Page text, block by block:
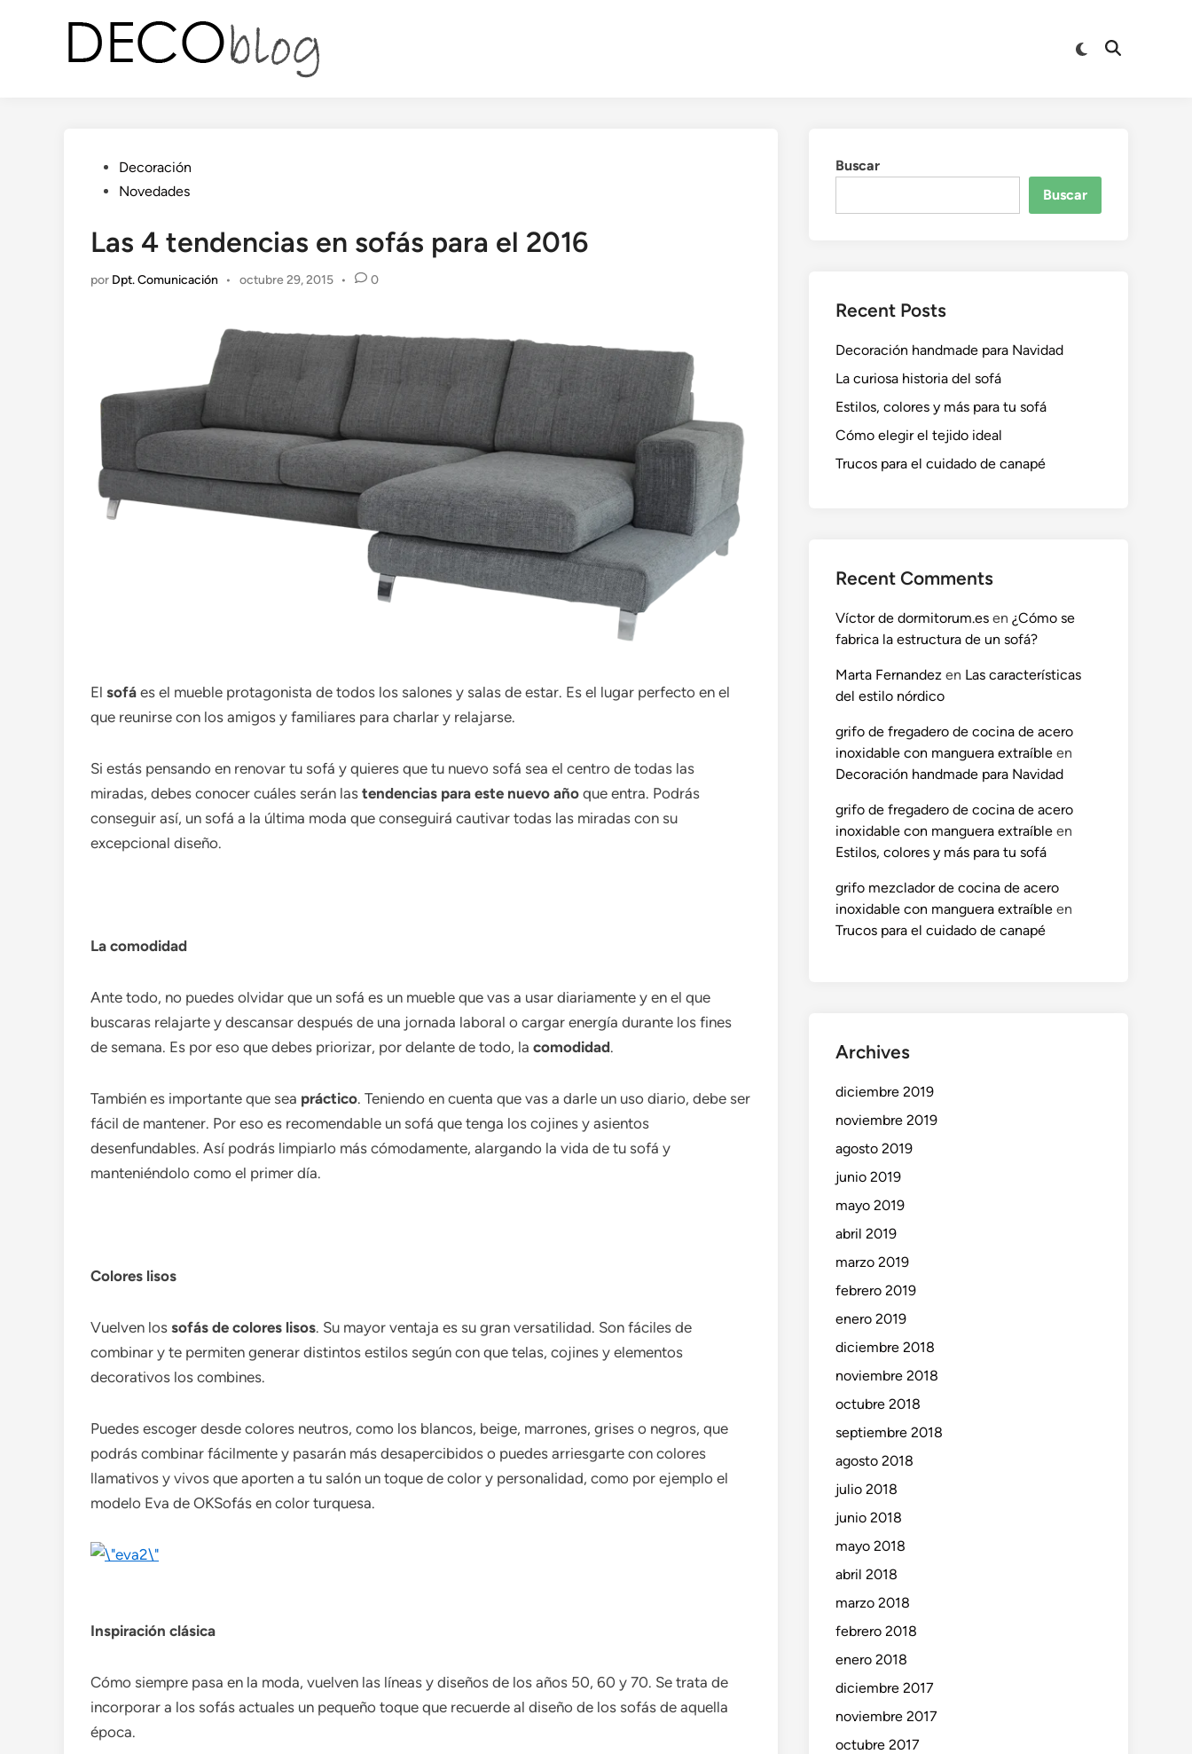
Publicado
en
Decoración
Novedades
Las 4 tendencias en sofás para el 2016
por Dpt. Comunicación • octubre 29, 2015 • 0
El sofá es el mueble protagonista de todos los salones y salas de estar. Es el lugar perfecto en el
que reunirse con los amigos y familiares para charlar y relajarse.
Si estás pensando en renovar tu sofá y quieres que tu nuevo sofá sea el centro de todas las
miradas, debes conocer cuáles serán las tendencias para este nuevo año que entra. Podrás
conseguir así, un sofá a la última moda que conseguirá cautivar todas las miradas con su
excepcional diseño.
La comodidad
Ante todo, no puedes olvidar que un sofá es un mueble que vas a usar diariamente y en el que
buscaras relajarte y descansar después de una jornada laboral o cargar energía durante los fines
de semana. Es por eso que debes priorizar, por delante de todo, la comodidad.
También es importante que sea práctico. Teniendo en cuenta que vas a darle un uso diario, debe ser
fácil de mantener. Por eso es recomendable un sofá que tenga los cojines y asientos
desenfundables. Así podrás limpiarlo más cómodamente, alargando la vida de tu sofá y
manteniéndolo como el primer día.
Colores lisos
Vuelven los sofás de colores lisos. Su mayor ventaja es su gran versatilidad. Son fáciles de
combinar y te permiten generar distintos estilos según con que telas, cojines y elementos
decorativos los combines.
Puedes escoger desde colores neutros, como los blancos, beige, marrones, grises o negros, que
podrás combinar fácilmente y pasarán más desapercibidos o puedes arriesgarte con colores
llamativos y vivos que aporten a tu salón un toque de color y personalidad, como por ejemplo el
modelo Eva de OKSofás en color turquesa.
Inspiración clásica
Cómo siempre pasa en la moda, vuelven las líneas y diseños de los años 50, 60 y 70. Se trata de
incorporar a los sofás actuales un pequeño toque que recuerde al diseño de los sofás de aquella
época.
Buscar
Buscar
Recent Posts
Decoración handmade para Navidad
La curiosa historia del sofá
Estilos, colores y más para tu sofá
Cómo elegir el tejido ideal
Trucos para el cuidado de canapé
Recent Comments
Víctor de dormitorum.es en ¿Cómo se
fabrica la estructura de un sofá?
Marta Fernandez en Las características
del estilo nórdico
grifo de fregadero de cocina de acero
inoxidable con manguera extraíble en
Decoración handmade para Navidad
grifo de fregadero de cocina de acero
inoxidable con manguera extraíble en
Estilos, colores y más para tu sofá
grifo mezclador de cocina de acero
inoxidable con manguera extraíble en
Trucos para el cuidado de canapé
Archives
diciembre 2019
noviembre 2019
agosto 2019
junio 2019
mayo 2019
abril 2019
marzo 2019
febrero 2019
enero 2019
diciembre 2018
noviembre 2018
octubre 2018
septiembre 2018
agosto 2018
julio 2018
junio 2018
mayo 2018
abril 2018
marzo 2018
febrero 2018
enero 2018
diciembre 2017
noviembre 2017
octubre 2017